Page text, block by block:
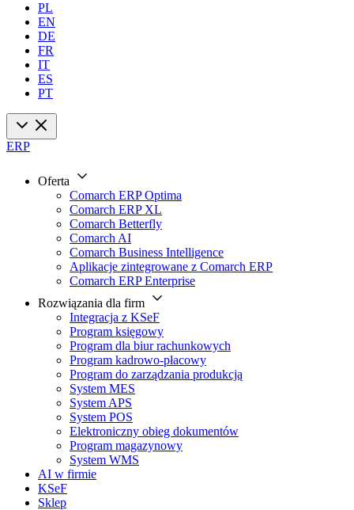
PL
EN
DE
FR
IT
ES
PT
ERP
Oferta
Comarch ERP Optima
Comarch ERP XL
Comarch Betterfly
Comarch AI
Comarch Business Intelligence
Aplikacje zintegrowane z Comarch ERP
Comarch ERP Enterprise
Rozwiązania dla firm
Integracja z KSeF
Program księgowy
Program dla biur rachunkowych
Program kadrowo-płacowy
Program do zarządzania produkcją
System MES
System APS
System POS
Elektroniczny obieg dokumentów
Program magazynowy
System WMS
AI w firmie
KSeF
Sklep